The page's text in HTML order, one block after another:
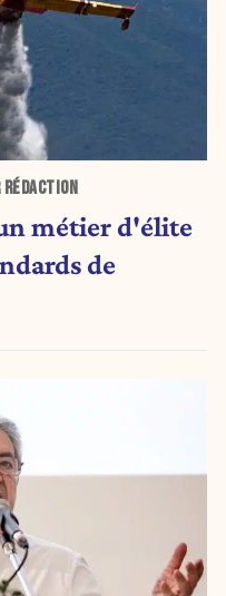
métier d'élite
de